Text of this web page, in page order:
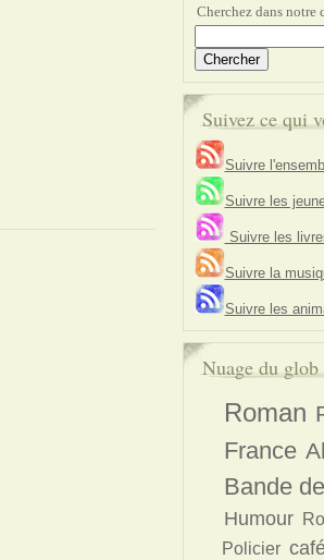
Cherchez dans notre
Suivez ce qui
Suivre
Suivre les
Suivre les
Suivre la
Suivre les
Nuage du glob
Roman
France
Bande
Humour
Policier